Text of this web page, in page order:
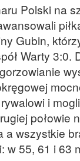
Polski na
Gubin,
Warty 3:0.
i
połowie
a wszystkie
w 55, 61 i 63